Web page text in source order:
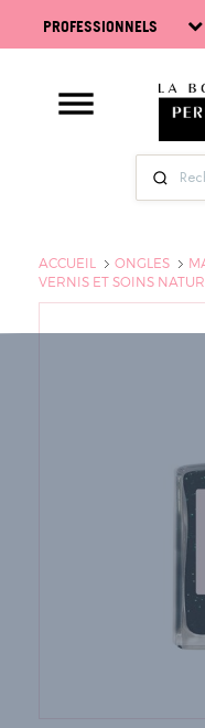
PROFESSIONNELS
ACCUEIL ONGLES
VERNIS ET SOINS